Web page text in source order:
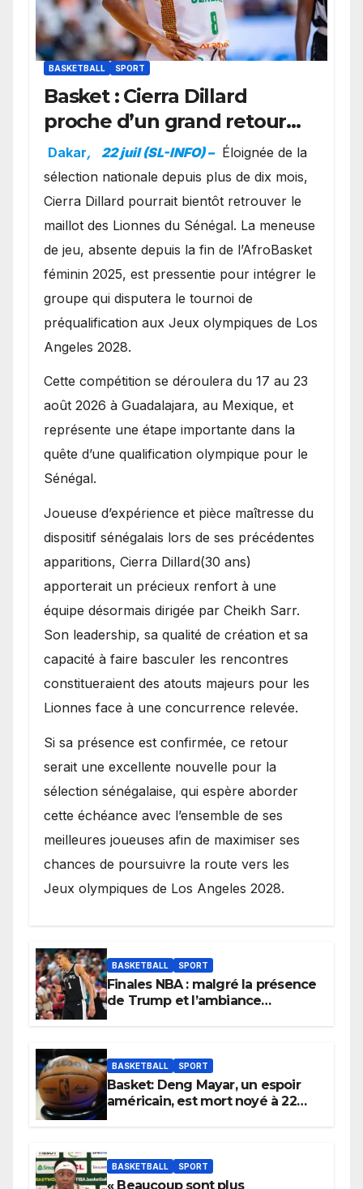
BASKETBALL SPORT
Basket : Cierra Dillard
proche d’un grand retour
avec les Lionnes ?
Dakar, 22 juil (SL-INFO) – Éloignée de la
sélection nationale depuis plus de dix mois,
Cierra Dillard pourrait bientôt retrouver le
maillot des Lionnes du Sénégal. La meneuse
de jeu, absente depuis la fin de l’AfroBasket
féminin 2025, est pressentie pour intégrer le
groupe qui disputera le tournoi de
préqualification aux Jeux olympiques de Los
Angeles 2028.
Cette compétition se déroulera du 17 au 23
août 2026 à Guadalajara, au Mexique, et
représente une étape importante dans la
quête d’une qualification olympique pour le
Sénégal.
Joueuse d’expérience et pièce maîtresse du
dispositif sénégalais lors de ses précédentes
apparitions, Cierra Dillard(30 ans)
apporterait un précieux renfort à une
équipe désormais dirigée par Cheikh Sarr.
Son leadership, sa qualité de création et sa
capacité à faire basculer les rencontres
constitueraient des atouts majeurs pour les
Lionnes face à une concurrence relevée.
Si sa présence est confirmée, ce retour
serait une excellente nouvelle pour la
sélection sénégalaise, qui espère aborder
cette échéance avec l’ensemble de ses
meilleures joueuses afin de maximiser ses
chances de poursuivre la route vers les
Jeux olympiques de Los Angeles 2028.
BASKETBALL SPORT
Finales NBA : malgré la présence
de Trump et l’ambiance
BASKETBALL SPORT
Basket: Deng Mayar, un espoir
américain, est mort noyé à 22
BASKETBALL SPORT
« Beaucoup sont plus